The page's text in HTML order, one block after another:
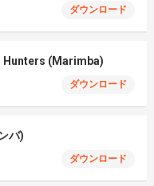
ダウンロード
Hunters (Marimba)
ダウンロード
バ)
ダウンロード